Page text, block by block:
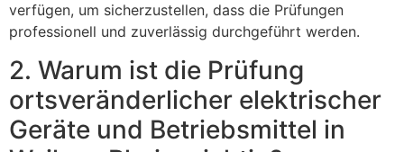
verfügen, um sicherzustellen, dass die Prüfungen
professionell und zuverlässig durchgeführt werden.
2. Warum ist die Prüfung
ortsveränderlicher elektrischer
Geräte und Betriebsmittel in